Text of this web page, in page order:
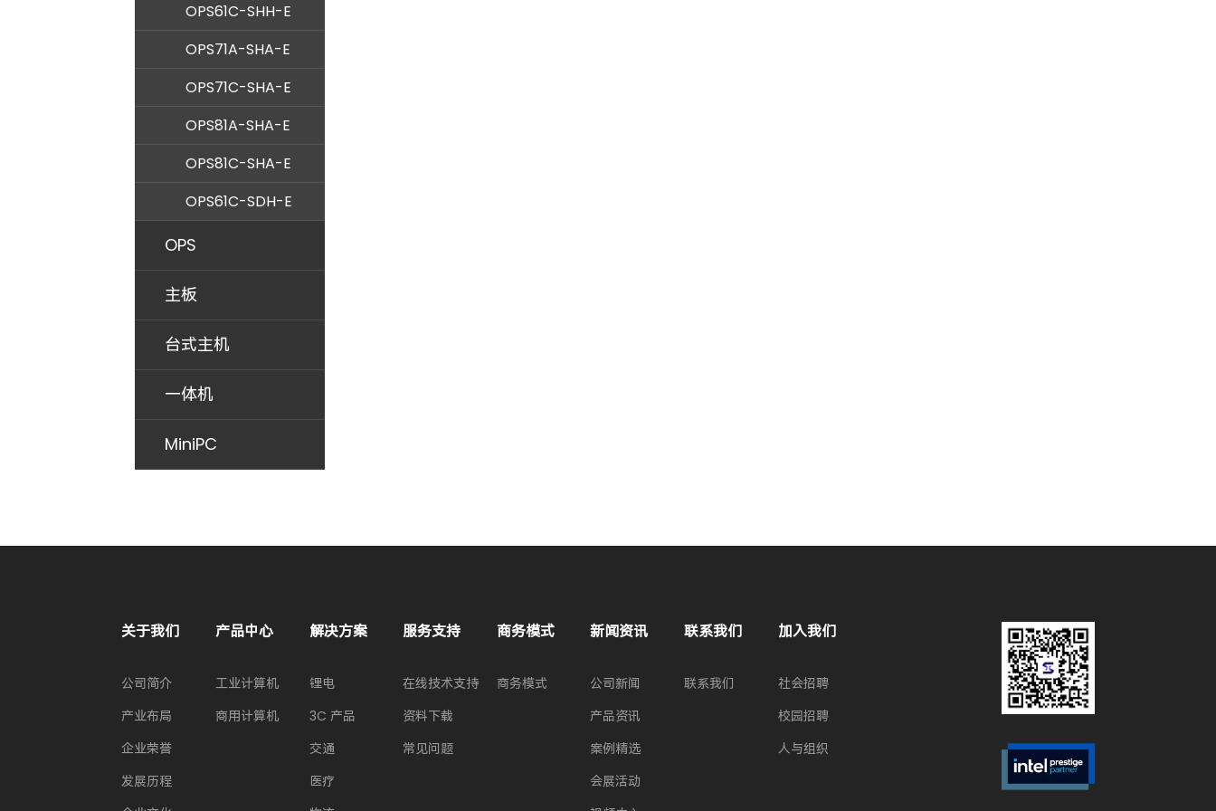
OPS61C-SHH-E
OPS71A-SHA-E
OPS71C-SHA-E
OPS81A-SHA-E
OPS81C-SHA-E
OPS61C-SDH-E
OPS
主板
台式主机
一体机
MiniPC
关于我们
公司简介
产业布局
企业荣誉
发展历程
产品中心
工业计算机
商用计算机
解决方案
锂电
3C 产品
交通
医疗
服务支持
在线技术支持
资料下载
常见问题
商务模式
商务模式
新闻资讯
公司新闻
产品资讯
案例精选
会展活动
联系我们
联系我们
加入我们
社会招聘
校园招聘
人与组织